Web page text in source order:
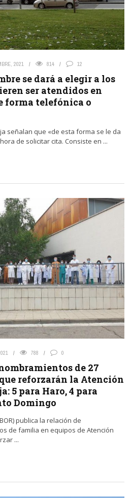
2021 814 12
se dará a elegir a los
ser atendidos en
forma telefónica o
señalan que «de esta forma se le da
de solicitar cita. Consiste en ...
788 0
de 27
reforzarán la Atención
5 para Haro, 4 para
Domingo
publica la relación de
de familia en equipos de Atención
...